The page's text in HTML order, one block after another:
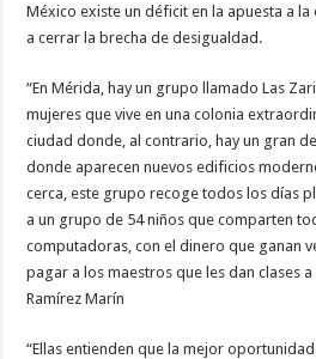
México existe un déficit en la apuesta a
a cerrar la brecha de desigualdad.
“En Mérida, hay un grupo llamado Las
mujeres que vive en una colonia
ciudad donde, al contrario, hay un gran
donde aparecen nuevos edificios
cerca, este grupo recoge todos los días
a un grupo de 54 niños que comparten
computadoras, con el dinero que ganan
pagar a los maestros que les dan clases
Ramírez Marín
“Ellas entienden que la mejor